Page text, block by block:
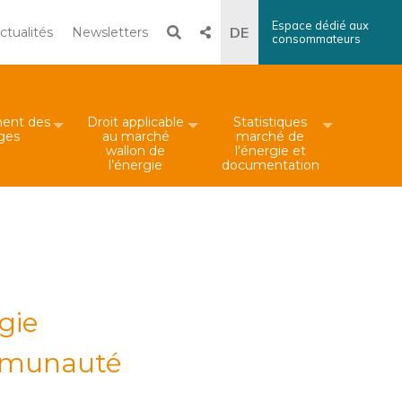
Newsletters Recherche
DE
Espace dédié aux
consommateurs
Rechercher
des
Droit applicable
au marché
wallon de
l’énergie
Statistiques
marché de
l'énergie et
documentation